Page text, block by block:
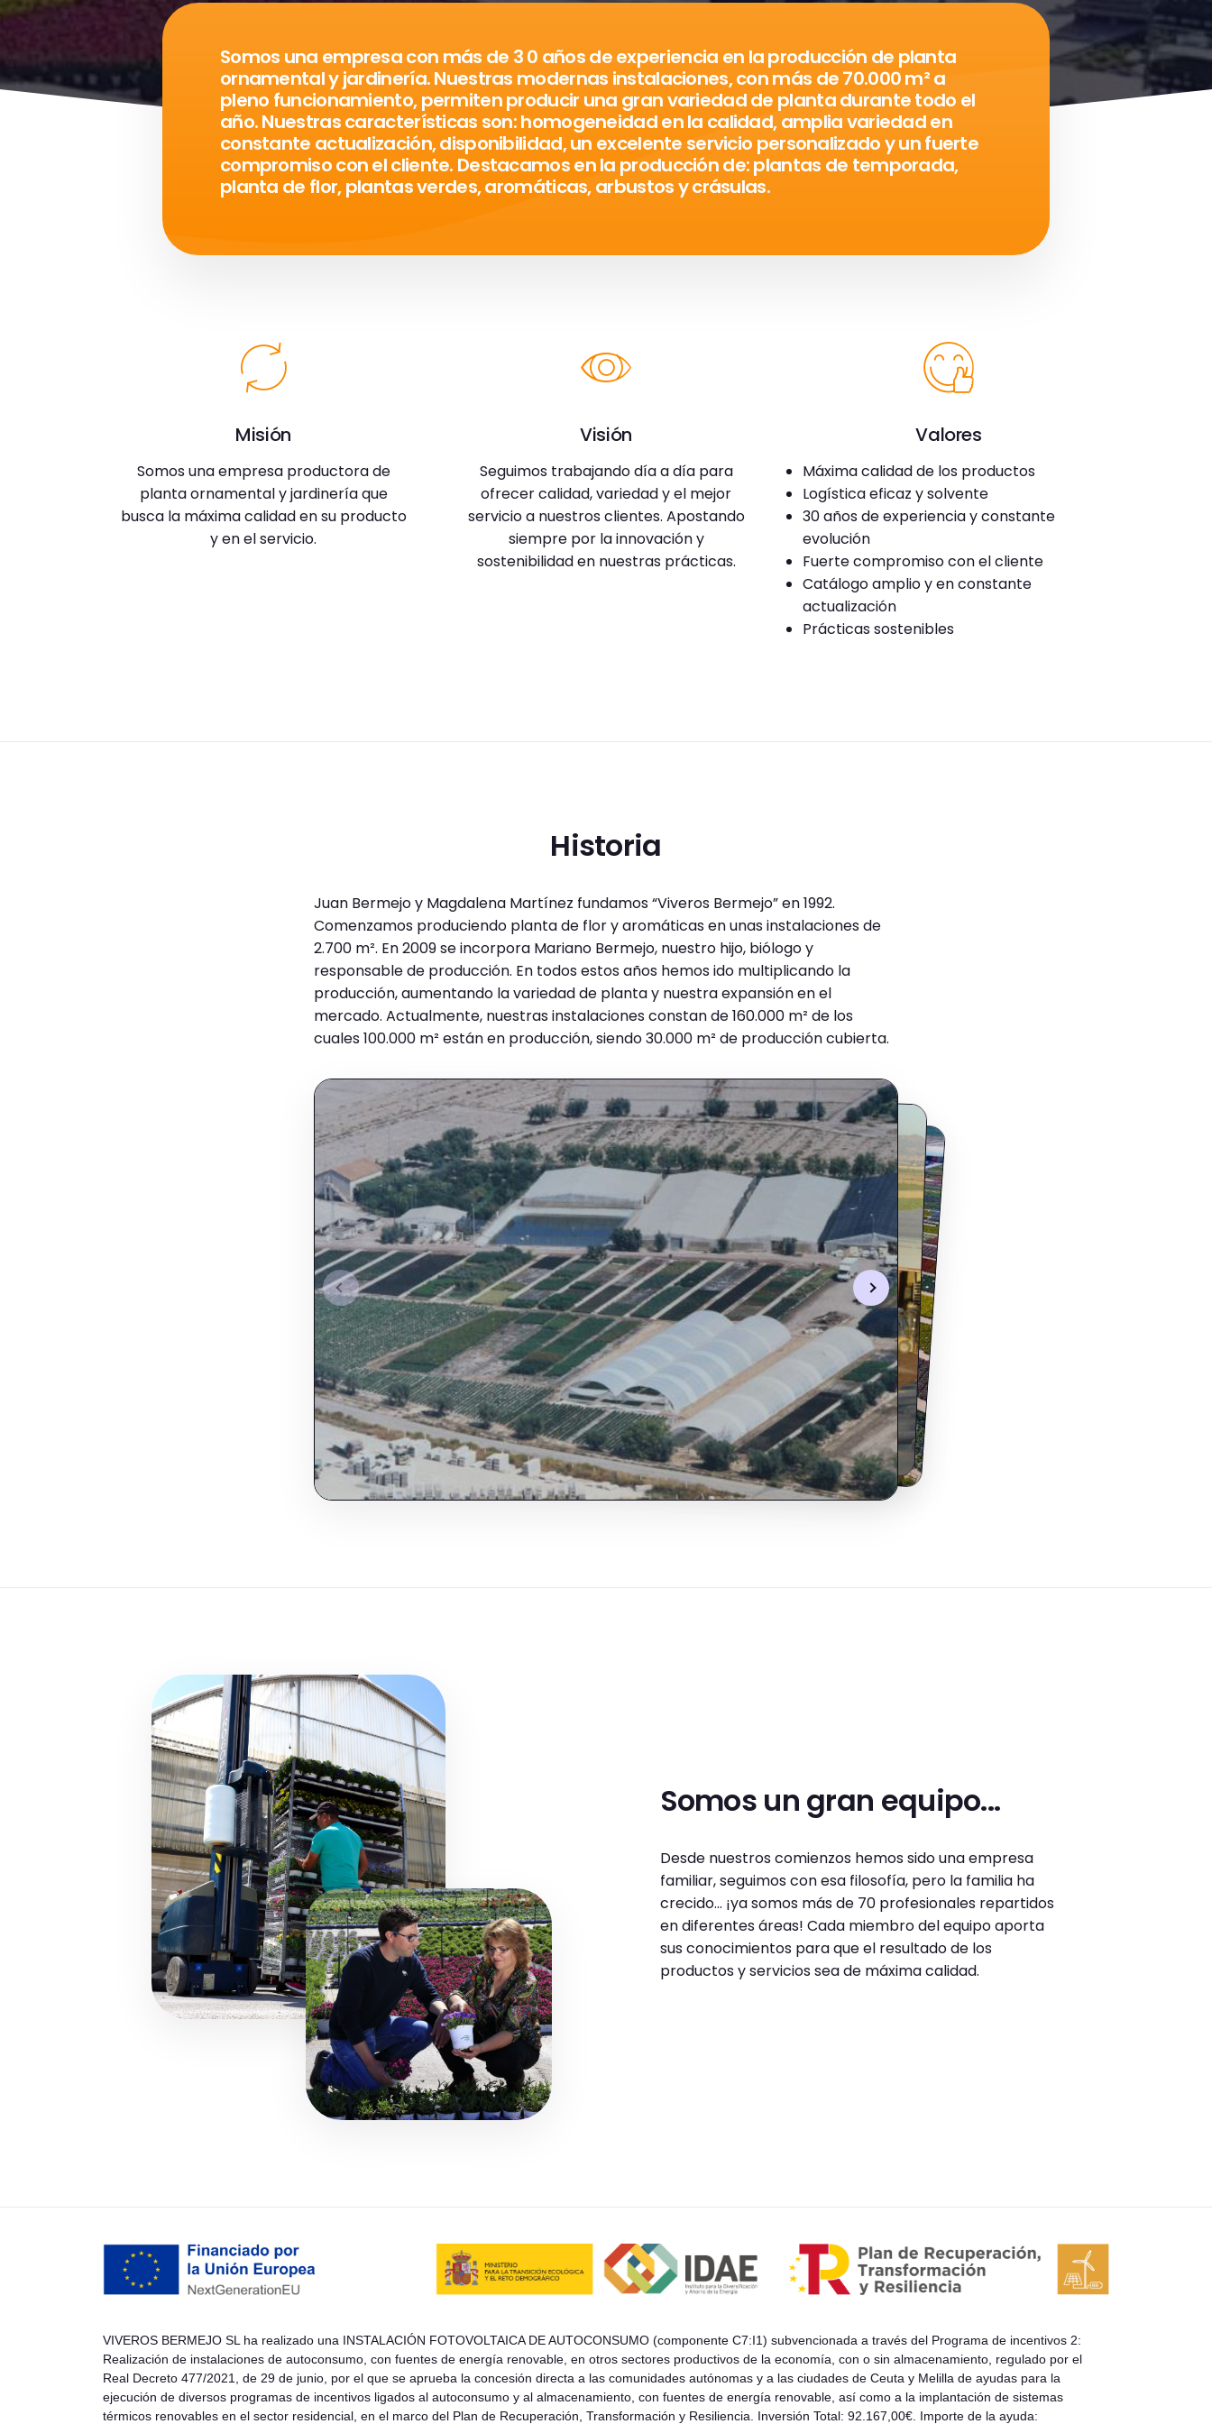
Somos una empresa con más de 3 0 años de experiencia en la producción de planta
ornamental y jardinería. Nuestras modernas instalaciones, con más de 70.000 m² a
pleno funcionamiento, permiten producir una gran variedad de planta durante todo el
año. Nuestras características son: homogeneidad en la calidad, amplia variedad en
constante actualización, disponibilidad, un excelente servicio personalizado y un fuerte
compromiso con el cliente. Destacamos en la producción de: plantas de temporada,
planta de flor, plantas verdes, aromáticas, arbustos y crásulas.
Misión
Somos una empresa productora de
planta ornamental y jardinería que
busca la máxima calidad en su producto
y en el servicio.
Visión
Seguimos trabajando día a día para
ofrecer calidad, variedad y el mejor
servicio a nuestros clientes. Apostando
siempre por la innovación y
sostenibilidad en nuestras prácticas.
Valores
Máxima calidad de los productos
Logística eficaz y solvente
30 años de experiencia y constante
evolución
Fuerte compromiso con el cliente
Catálogo amplio y en constante
actualización
Prácticas sostenibles
Historia
Juan Bermejo y Magdalena Martínez fundamos “Viveros Bermejo” en 1992.
Comenzamos produciendo planta de flor y aromáticas en unas instalaciones de
2.700 m². En 2009 se incorpora Mariano Bermejo, nuestro hijo, biólogo y
responsable de producción. En todos estos años hemos ido multiplicando la
producción, aumentando la variedad de planta y nuestra expansión en el
mercado. Actualmente, nuestras instalaciones constan de 160.000 m² de los
cuales 100.000 m² están en producción, siendo 30.000 m² de producción cubierta.
Somos un gran equipo...
Desde nuestros comienzos hemos sido una empresa
familiar, seguimos con esa filosofía, pero la familia ha
crecido... ¡ya somos más de 70 profesionales repartidos
en diferentes áreas! Cada miembro del equipo aporta
sus conocimientos para que el resultado de los
productos y servicios sea de máxima calidad.
VIVEROS BERMEJO SL ha realizado una INSTALACIÓN FOTOVOLTAICA DE AUTOCONSUMO (componente C7:I1) subvencionada a través del Programa de incentivos 2:
Realización de instalaciones de autoconsumo, con fuentes de energía renovable, en otros sectores productivos de la economía, con o sin almacenamiento, regulado por el
Real Decreto 477/2021, de 29 de junio, por el que se aprueba la concesión directa a las comunidades autónomas y a las ciudades de Ceuta y Melilla de ayudas para la
ejecución de diversos programas de incentivos ligados al autoconsumo y al almacenamiento, con fuentes de energía renovable, así como a la implantación de sistemas
térmicos renovables en el sector residencial, en el marco del Plan de Recuperación, Transformación y Resiliencia. Inversión Total: 92.167,00€. Importe de la ayuda: